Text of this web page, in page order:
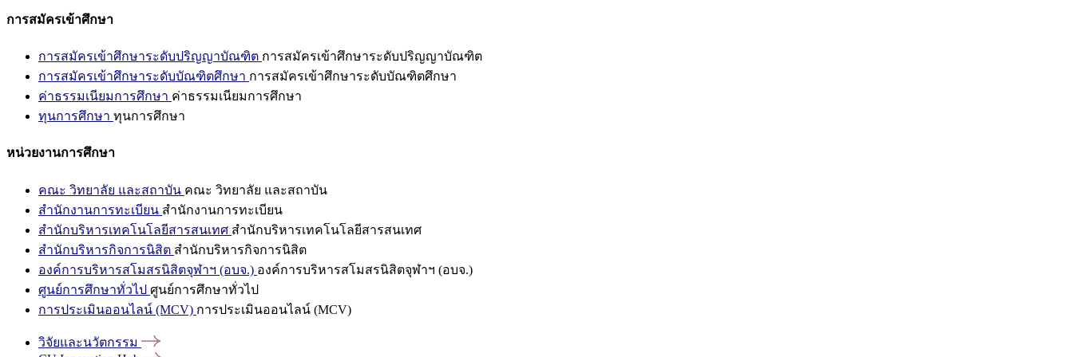
การสมัครเข้าศึกษา
การสมัครเข้าศึกษาระดับปริญญาบัณฑิต การสมัครเข้าศึกษาระดับปริญญาบัณฑิต
การสมัครเข้าศึกษาระดับบัณฑิตศึกษา การสมัครเข้าศึกษาระดับบัณฑิตศึกษา
ค่าธรรมเนียมการศึกษา ค่าธรรมเนียมการศึกษา
ทุนการศึกษา ทุนการศึกษา
หน่วยงานการศึกษา
คณะ วิทยาลัย และสถาบัน คณะ วิทยาลัย และสถาบัน
สำนักงานการทะเบียน สำนักงานการทะเบียน
สำนักบริหารเทคโนโลยีสารสนเทศ สำนักบริหารเทคโนโลยีสารสนเทศ
สำนักบริหารกิจการนิสิต สำนักบริหารกิจการนิสิต
องค์การบริหารสโมสรนิสิตจุฬาฯ (อบจ.) องค์การบริหารสโมสรนิสิตจุฬาฯ (อบจ.)
ศูนย์การศึกษาทั่วไป ศูนย์การศึกษาทั่วไป
การประเมินออนไลน์ (MCV) การประเมินออนไลน์ (MCV)
วิจัยและนวัตกรรม